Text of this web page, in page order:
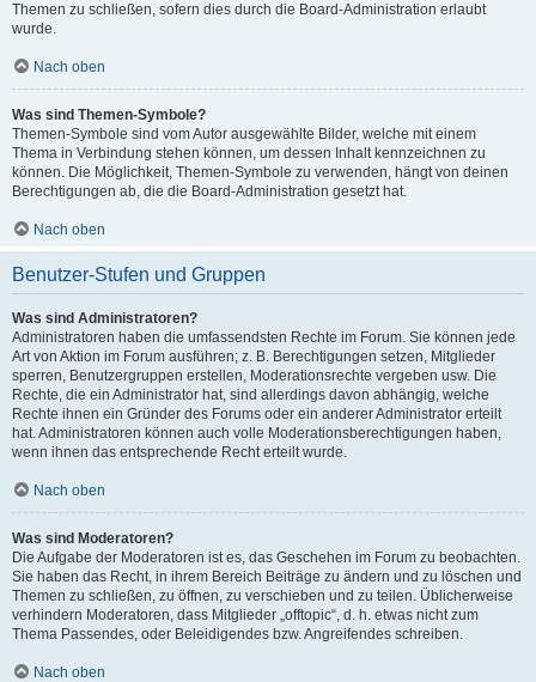
Themen zu schließen, sofern dies durch die Board-Administration erlaubt
wurde.
Nach oben
Was sind Themen-Symbole?
Themen-Symbole sind vom Autor ausgewählte Bilder, welche mit einem
Thema in Verbindung stehen können, um dessen Inhalt kennzeichnen zu
können. Die Möglichkeit, Themen-Symbole zu verwenden, hängt von deinen
Berechtigungen ab, die die Board-Administration gesetzt hat.
Nach oben
Benutzer-Stufen und Gruppen
Was sind Administratoren?
Administratoren haben die umfassendsten Rechte im Forum. Sie können jede
Art von Aktion im Forum ausführen; z. B. Berechtigungen setzen, Mitglieder
sperren, Benutzergruppen erstellen, Moderationsrechte vergeben usw. Die
Rechte, die ein Administrator hat, sind allerdings davon abhängig, welche
Rechte ihnen ein Gründer des Forums oder ein anderer Administrator erteilt
hat. Administratoren können auch volle Moderationsberechtigungen haben,
wenn ihnen das entsprechende Recht erteilt wurde.
Nach oben
Was sind Moderatoren?
Die Aufgabe der Moderatoren ist es, das Geschehen im Forum zu beobachten.
Sie haben das Recht, in ihrem Bereich Beiträge zu ändern und zu löschen und
Themen zu schließen, zu öffnen, zu verschieben und zu teilen. Üblicherweise
verhindern Moderatoren, dass Mitglieder „offtopic“, d. h. etwas nicht zum
Thema Passendes, oder Beleidigendes bzw. Angreifendes schreiben.
Nach oben